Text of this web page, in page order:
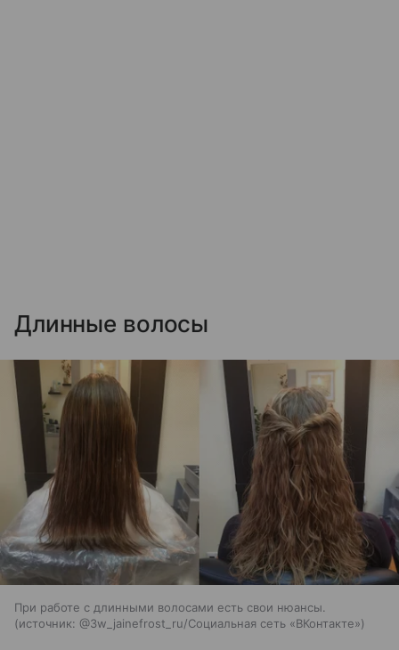
Длинные волосы
При работе с длинными волосами есть свои нюансы.
источник: @3w_jainefrost_ru/Социальная сеть «ВКонтакте»